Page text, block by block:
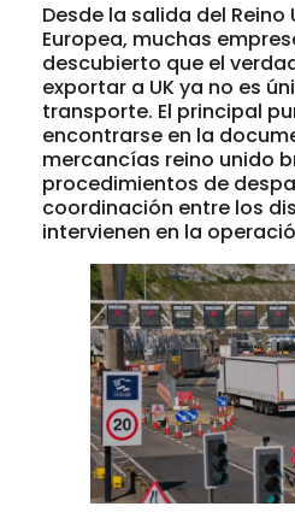
Desde la salida del Reino
Europea, muchas
descubierto que el
exportar a UK ya no es
transporte. El principal
encontrarse en la
mercancías reino unido
procedimientos de
coordinación entre los
intervienen en la